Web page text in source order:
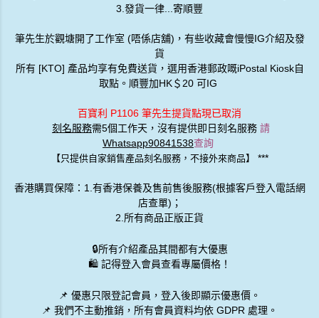
3.發貨一律...寄順豐
筆先生於觀塘開了工作室 (唔係店舖)，有些收藏會慢慢IG介紹及發
貨
所有 [KTO] 產品均享有免費送貨，選用香港郵政嘅iPostal Kiosk自
取點。順豐加HK＄20 可IG
百寶利 P1106 筆先生提貨點現已取消
刻名服務需5個工作天，沒有提供即日刻名服務 請
Whatsapp90841538查詢
【只提供自家銷售產品刻名服務，不接外來商品】 ***
香港購買保障：1.有香港保養及售前售後服務(根據客戶登入電話網
店查單)；
2.所有商品正版正貨
🔒所有介紹產品其間都有大優惠
🛍️ 記得登入會員查看專屬價格！
📌 優惠只限登記會員 ，登入後即顯示優惠價。
📌 我們不主動推銷 ，所有會員資料均依 GDPR 處理。